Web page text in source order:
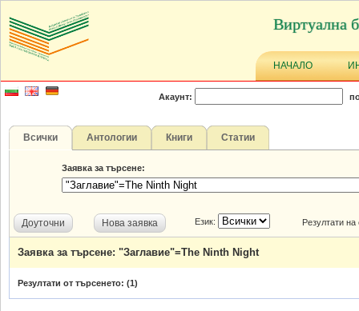
Виртуална
НАЧАЛО
Акаунт:
Всички Антологии Книги Статии
Заявка за търсене:
Доуточни Нова заявка Език: Резултати
Заявка за търсене: "Заглавие"=The Ninth Night
Резултати от търсенето: (1)